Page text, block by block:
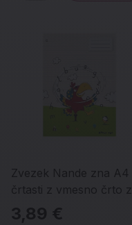
Zvezek Nande zna A4
črtasti z vmesno črto z
malimi tiskanimi črkami
3,89 €